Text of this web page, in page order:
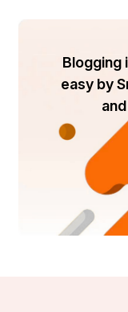
ସମସ୍ୟା
Blogging
easy by